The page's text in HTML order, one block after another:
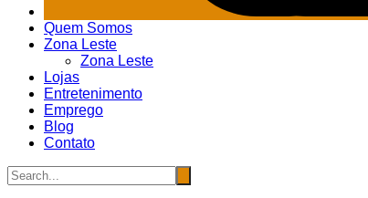
Quem Somos
Zona Leste
Zona Leste
Lojas
Entretenimento
Emprego
Blog
Contato